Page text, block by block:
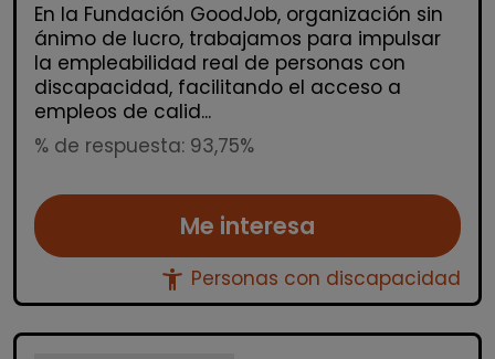
En la Fundación GoodJob, organización sin
ánimo de lucro, trabajamos para impulsar
la empleabilidad real de personas con
discapacidad, facilitando el acceso a
empleos de calid...
% de respuesta: 93,75%
Me interesa
accessibility_new Personas con discapacidad